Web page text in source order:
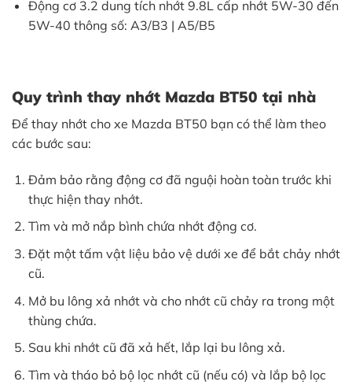
Động cơ 3.2 dung tích nhớt 9.8L cấp nhớt 5W-30 đến
5W-40 thông số: A3/B3 | A5/B5
Quy trình thay nhớt Mazda BT50 tại nhà
Để thay nhớt cho xe Mazda BT50 bạn có thể làm theo
các bước sau:
Đảm bảo rằng động cơ đã nguội hoàn toàn trước khi
thực hiện thay nhớt.
Tìm và mở nắp bình chứa nhớt động cơ.
Đặt một tấm vật liệu bảo vệ dưới xe để bắt chảy nhớt
cũ.
Mở bu lông xả nhớt và cho nhớt cũ chảy ra trong một
thùng chứa.
Sau khi nhớt cũ đã xả hết, lắp lại bu lông xả.
Tìm và tháo bỏ bộ lọc nhớt cũ (nếu có) và lắp bộ lọc